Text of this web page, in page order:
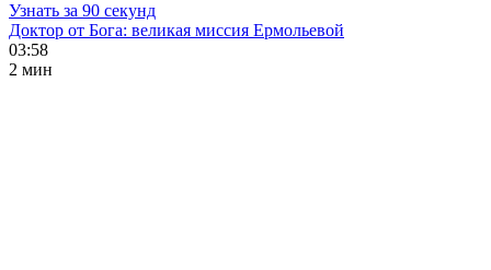
Узнать за 90 секунд
Доктор от Бога: великая миссия Ермольевой
03:58
2 мин